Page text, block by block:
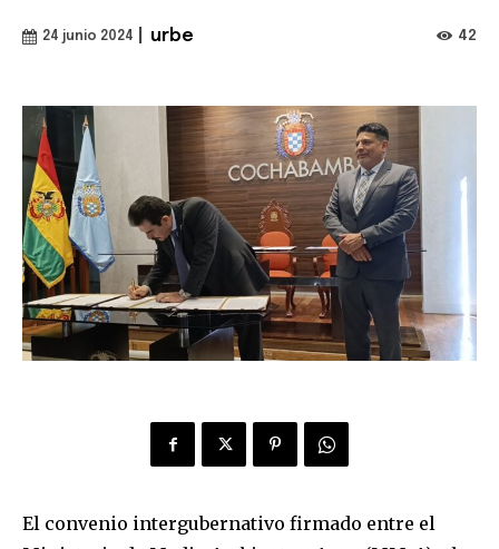
24 junio 2024 urbe 42
El convenio intergubernativo firmado entre el